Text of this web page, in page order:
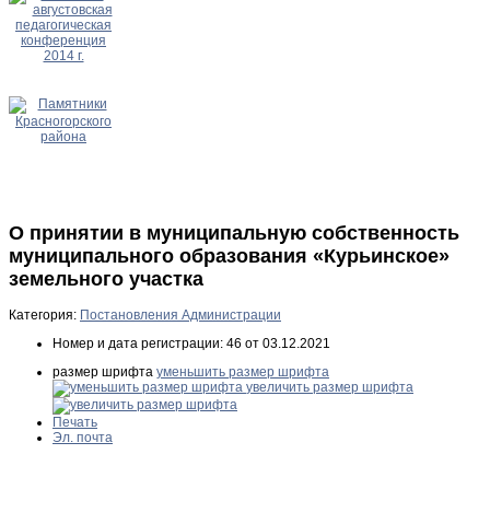
О принятии в муниципальную собственность
муниципального образования «Курьинское»
земельного участка
Категория: Постановления Администрации
Номер и дата регистрации: 46 от 03.12.2021
размер шрифта уменьшить размер шрифта
увеличить размер шрифта
Печать
Эл. почта